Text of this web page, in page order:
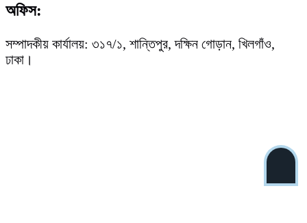
অফিস:
সম্পাদকীয় কার্যালয়: ৩১৭/১, শান্তিপুর, দক্ষিন গোড়ান, খিলগাঁও,
ঢাকা।